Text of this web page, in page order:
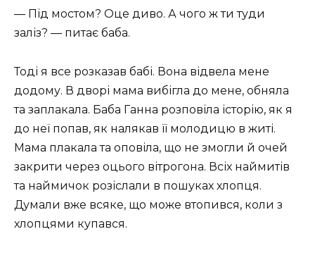
— Під мостом? Оце диво. А чого ж ти туди
заліз? — питає баба.
Тоді я все розказав бабі. Вона відвела мене
додому. В дворі мама вибігла до мене, обняла
та заплакала. Баба Ганна розповіла історію, як я
до неї попав, як налякав її молодицю в житі.
Мама плакала та оповіла, що не змогли й очей
закрити через оцього вітрогона. Всіх наймитів
та наймичок розіслали в пошуках хлопця.
Думали вже всяке, що може втопився, коли з
хлопцями купався.